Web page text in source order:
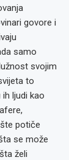
govore i
samo
svojim
to
ljudi kao
potiče
se može
želi